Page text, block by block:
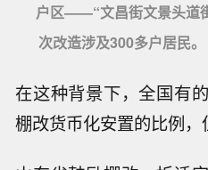
户区——“文昌街文景头道
次改造涉及300多户居民
在这种背景下，全国有
棚改货币化安置的比例，